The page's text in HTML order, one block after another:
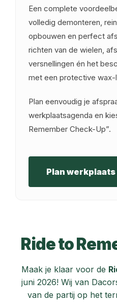
Een complete
volledig demonteren,
opbouwen en perfect
richten van de wielen,
versnellingen én het
met een protective wax-
Plan eenvoudig je
werkplaatsagenda en
Remember Check-Up”.
Plan
Ride to
Maak je klaar voor de
juni 2026! Wij van
van de partij op het